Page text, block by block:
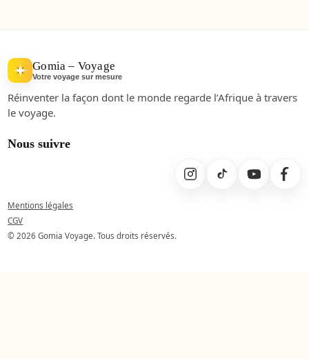
Gomia – Voyage
Votre voyage sur mesure
Réinventer la façon dont le monde regarde l’Afrique à travers
le voyage.
Nous suivre
Mentions légales
CGV
© 2026 Gomia Voyage. Tous droits réservés.